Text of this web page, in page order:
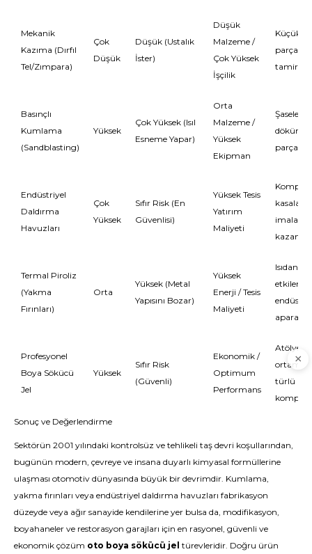
Mekanik
Kazıma (Dırfıl
Tel/Zımpara)
Çok
Düşük
Düşük (Ustalık
İster)
Düşük
Malzeme /
Çok Yüksek
İşçilik
Küçük,
parça
Basınçlı
Kumlama
(Sandblasting)
Yüksek
Çok Yüksek (Isıl
Esneme Yapar)
Orta
Malzeme /
Yüksek
Ekipman
Şaseler,
döküm
parçalar
Endüstriyel
Daldırma
Havuzları
Çok
Yüksek
Sıfır Risk (En
Güvenlisi)
Yüksek Tesis
Yatırım
Maliyeti
Komple
kasaları,
imalat
Termal Piroliz
(Yakma
Fırınları)
Orta
Yüksek (Metal
Yapısını Bozar)
Yüksek
Enerji / Tesis
Maliyeti
Isıdan
aparatlar
Profesyonel
Boya Sökücü
Jel
Yüksek
Sıfır Risk
(Güvenli)
Ekonomik /
Optimum
Performans
Atölye
türlü
komple
Sonuç ve Değerlendirme
Sektörün 2001 yılındaki kontrolsüz ve tehlikeli taş devri koşullarından,
bugünün modern, çevreye ve insana duyarlı kimyasal formüllerine
ulaşması otomotiv dünyasında büyük bir devrimdir. Kumlama,
yakma fırınları veya endüstriyel daldırma havuzları fabrikasyon
düzeyde veya ağır sanayide kendilerine yer bulsa da, modifikasyon,
boyahaneler ve restorasyon garajları için en rasyonel, güvenli ve
ekonomik çözüm oto boya sökücü jel türevleridir. Doğru ürün